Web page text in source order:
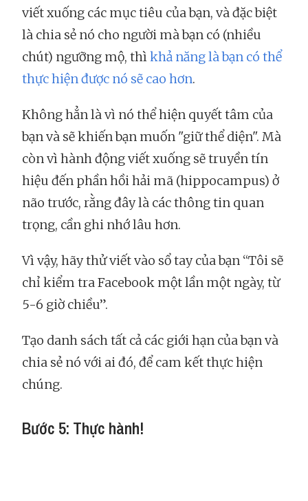
viết xuống các mục tiêu của bạn, và đặc biệt
là chia sẻ nó cho người mà bạn có (nhiều
chút) ngưỡng mộ, thìkhả năng là bạn có thể
thực hiện được nó sẽ cao hơn.
Không hẳn là vì nó thể hiện quyết tâm của
bạn và sẽ khiến bạn muốn "giữ thể diện". Mà
còn vì hành động viết xuống sẽ truyền tín
hiệu đến phần hồi hải mã (hippocampus) ở
não trước, rằng đây là các thông tin quan
trọng, cần ghi nhớ lâu hơn.
Vì vậy, hãy thử viết vào sổ tay của bạn “Tôi sẽ
chỉ kiểm tra Facebook một lần một ngày, từ
5-6 giờ chiều”.
Tạo danh sách tất cả các giới hạn của bạn và
chia sẻ nó với ai đó, để cam kết thực hiện
chúng.
Bước 5: Thực hành!